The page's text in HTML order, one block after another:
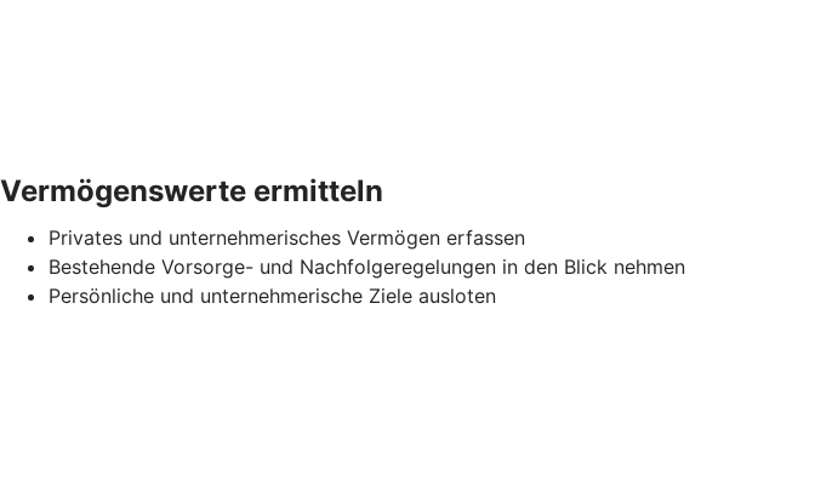
Vermögenswerte ermitteln
Privates und unternehmerisches Vermögen erfassen
Bestehende Vorsorge- und Nachfolgeregelungen in den Blick nehmen
Persönliche und unternehmerische Ziele ausloten